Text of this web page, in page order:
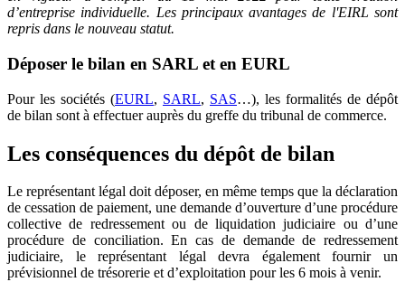
d’entreprise individuelle. Les principaux avantages de l'EIRL sont
repris dans le nouveau statut.
Déposer le bilan en SARL et en EURL
Pour les sociétés (EURL, SARL, SAS…), les formalités de dépôt
de bilan sont à effectuer auprès du greffe du tribunal de commerce.
Les conséquences du dépôt de bilan
Le représentant légal doit déposer, en même temps que la déclaration
de cessation de paiement, une demande d’ouverture d’une procédure
collective de redressement ou de liquidation judiciaire ou d’une
procédure de conciliation. En cas de demande de redressement
judiciaire, le représentant légal devra également fournir un
prévisionnel de trésorerie et d’exploitation pour les 6 mois à venir.